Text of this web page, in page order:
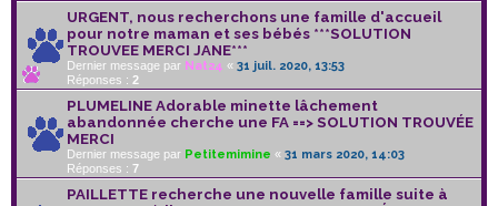
URGENT, nous recherchons une famille d'accueil
pour notre maman et ses bébés ***SOLUTION
TROUVEE MERCI JANE***
Dernier message par Nat24 « 31 juil. 2020, 13:53
Réponses : 2
PLUMELINE Adorable minette lâchement
abandonnée cherche une FA ==> SOLUTION TROUVÉE
MERCI
Dernier message par Petitemimine « 31 mars 2020, 14:03
Réponses : 7
PAILLETTE recherche une nouvelle famille suite à